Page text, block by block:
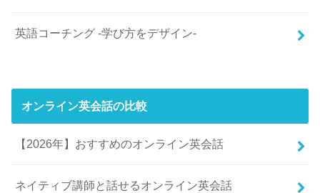
英語コーチング -学び方をデザイン-
オンライン英会話の比較
【2026年】おすすめのオンライン英会話
ネイティブ講師と話せるオンライン英会話